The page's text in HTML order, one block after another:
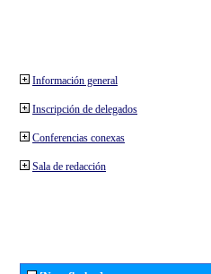
Información general
Inscripción de delegados
Conferencias conexas
Sala de redacción